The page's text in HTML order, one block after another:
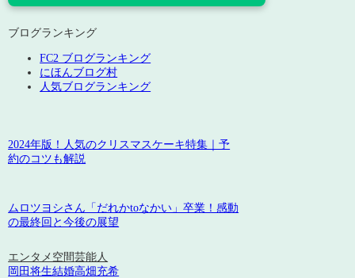
ブログランキング
FC2 ブログランキング
にほんブログ村
人気ブログランキング
2024年版！人気のクリスマスケーキ特集｜予
約のコツも解説
ムロツヨシさん「だれかtoなかい」卒業！感動
の最終回と今後の展望
エンタメ空間芸能人
岡田将生結婚高畑充希